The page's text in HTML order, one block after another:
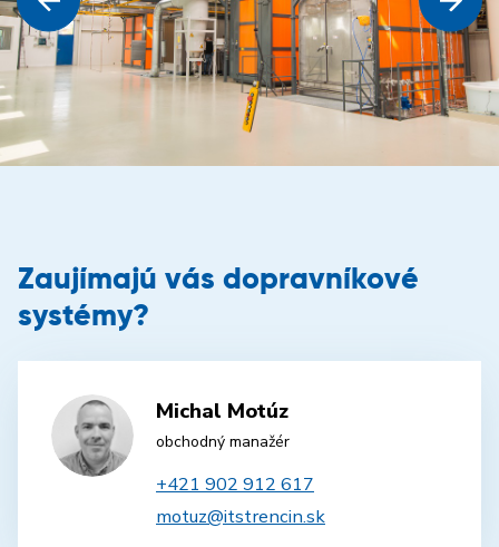
Zaujímajú vás dopravníkové
systémy?
Michal Motúz
obchodný manažér
+421 902 912 617
motuz@itstrencin.sk